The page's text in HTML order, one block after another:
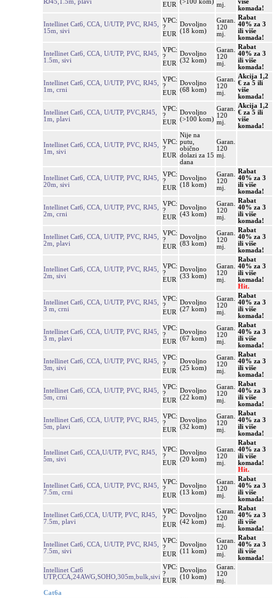
EUR
mj.
komada!
Intellinet Cat6, CCA, U/UTP, PVC, RJ45,
15m, sivi
VPC:
?
EUR
Dovoljno
(18 kom)
Garan.
120
mj.
Rabat
40% za 3
ili više
komada!
Intellinet Cat6, CCA, U/UTP, PVC, RJ45,
1.5m, sivi
VPC:
?
EUR
Dovoljno
(32 kom)
Garan.
120
mj.
Rabat
40% za 3
ili više
komada!
Intellinet Cat6, CCA, U/UTP, PVC, RJ45,
1m, crni
VPC:
?
EUR
Dovoljno
(68 kom)
Garan.
120
mj.
Akcija 1,2
€ za 5 ili
više
komada!
Intellinet Cat6, CCA, U/UTP, PVC,RJ45,
1m, plavi
VPC:
?
EUR
Dovoljno
(>100 kom)
Garan.
120
mj.
Akcija 1,2
€ za 5 ili
više
komada!
Intellinet Cat6, CCA, U/UTP, PVC, RJ45,
1m, sivi
VPC:
?
EUR
Nije na
putu,
obično
dolazi za 15
dana
Garan.
120
mj.
Intellinet Cat6, CCA, U/UTP, PVC, RJ45,
20m, sivi
VPC:
?
EUR
Dovoljno
(18 kom)
Garan.
120
mj.
Rabat
40% za 3
ili više
komada!
Intellinet Cat6, CCA, U/UTP, PVC, RJ45,
2m, crni
VPC:
?
EUR
Dovoljno
(43 kom)
Garan.
120
mj.
Rabat
40% za 3
ili više
komada!
Intellinet Cat6, CCA, U/UTP, PVC, RJ45,
2m, plavi
VPC:
?
EUR
Dovoljno
(83 kom)
Garan.
120
mj.
Rabat
40% za 3
ili više
komada!
Intellinet Cat6, CCA, U/UTP, PVC, RJ45,
2m, sivi
VPC:
?
EUR
Dovoljno
(33 kom)
Garan.
120
mj.
Rabat
40% za 3
ili više
komada!
Hit.
Intellinet Cat6, CCA, U/UTP, PVC, RJ45,
3 m, crni
VPC:
?
EUR
Dovoljno
(27 kom)
Garan.
120
mj.
Rabat
40% za 3
ili više
komada!
Intellinet Cat6, CCA, U/UTP, PVC, RJ45,
3 m, plavi
VPC:
?
EUR
Dovoljno
(67 kom)
Garan.
120
mj.
Rabat
40% za 3
ili više
komada!
Intellinet Cat6, CCA, U/UTP, PVC, RJ45,
3m, sivi
VPC:
?
EUR
Dovoljno
(25 kom)
Garan.
120
mj.
Rabat
40% za 3
ili više
komada!
Intellinet Cat6, CCA, U/UTP, PVC, RJ45,
5m, crni
VPC:
?
EUR
Dovoljno
(22 kom)
Garan.
120
mj.
Rabat
40% za 3
ili više
komada!
Intellinet Cat6, CCA, U/UTP, PVC, RJ45,
5m, plavi
VPC:
?
EUR
Dovoljno
(32 kom)
Garan.
120
mj.
Rabat
40% za 3
ili više
komada!
Intellinet Cat6, CCA,U/UTP, PVC, RJ45,
5m, sivi
VPC:
?
EUR
Dovoljno
(20 kom)
Garan.
120
mj.
Rabat
40% za 3
ili više
komada!
Hit.
Intellinet Cat6, CCA, U/UTP, PVC, RJ45,
7.5m, crni
VPC:
?
EUR
Dovoljno
(13 kom)
Garan.
120
mj.
Rabat
40% za 3
ili više
komada!
Intellinet Cat6,CCA, U/UTP, PVC, RJ45,
7.5m, plavi
VPC:
?
EUR
Dovoljno
(42 kom)
Garan.
120
mj.
Rabat
40% za 3
ili više
komada!
Intellinet Cat6, CCA, U/UTP, PVC, RJ45,
7.5m, sivi
VPC:
?
EUR
Dovoljno
(11 kom)
Garan.
120
mj.
Rabat
40% za 3
ili više
komada!
Intellinet Cat6
UTP,CCA,24AWG,SOHO,305m,bulk,sivi
VPC:
?
EUR
Dovoljno
(10 kom)
Garan.
120
mj.
Cat6a